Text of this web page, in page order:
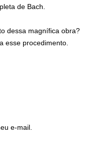
de Bach.
dessa magnífica obra?
esse procedimento.
e-mail.